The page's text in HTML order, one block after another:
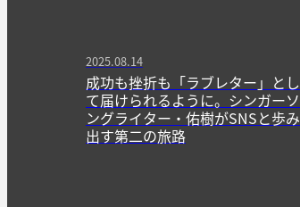
2025.08.14
成功も挫折も「ラブレター」とし
て届けられるように。シンガーソ
ングライター・佑樹がSNSと歩み
出す第二の旅路